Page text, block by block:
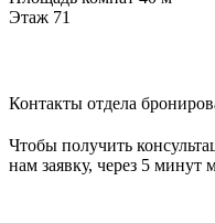
Этаж 71
Контакты отдела
Чтобы получить
нам заявку, через 5 минут